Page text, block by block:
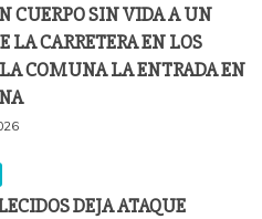
CUERPO SIN VIDA A UN
LA CARRETERA EN LOS
LA COMUNA LA ENTRADA EN
DEJA ATAQUE